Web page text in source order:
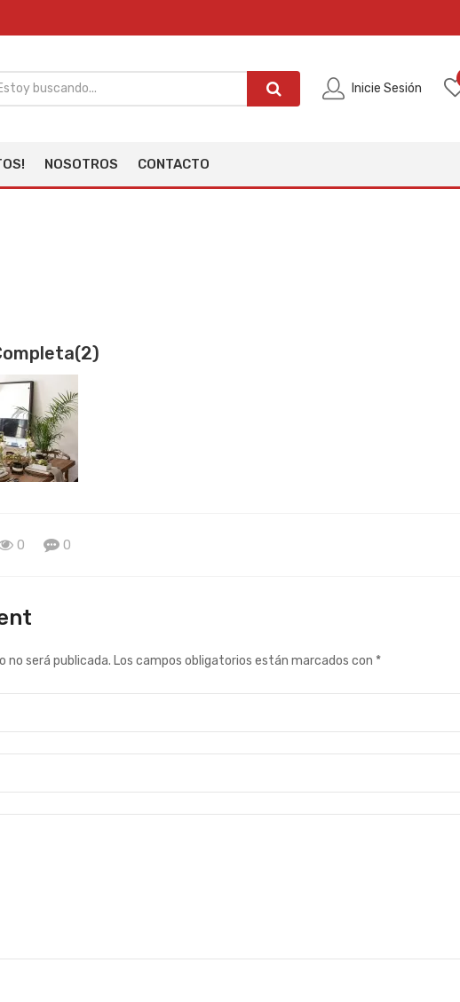
Inicie Sesión
NOSOTROS CONTACTO
0 0
no será publicada. Los campos obligatorios están marcados con *